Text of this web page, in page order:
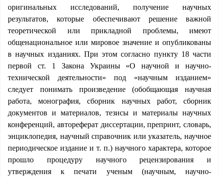
оригинальных исследований, получение научных
результатов, которые обеспечивают решение важной
теоретической или прикладной проблемы, имеют
общенациональное или мировое значение и опубликованы
в научных изданиях. При этом согласно пункту 18 части
первой ст. 1 Закона Украины «О научной и научно-
технической деятельности» под «научным изданием»
следует понимать произведение (обобщающая научная
работа, монография, сборник научных работ, сборник
документов и материалов, тезисы и материалы научных
конференций, автореферат диссертации, препринт, словарь,
энциклопедия, научный справочник или указатель, научное
периодическое издание и т. п.) научного характера, которое
прошло процедуру научного рецензирования и
утверждения к печати ученым (научным, научно-